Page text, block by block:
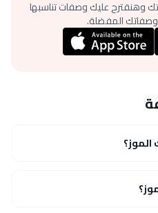
وهنقترح عليك وصفات تناسبها
المفضلة.